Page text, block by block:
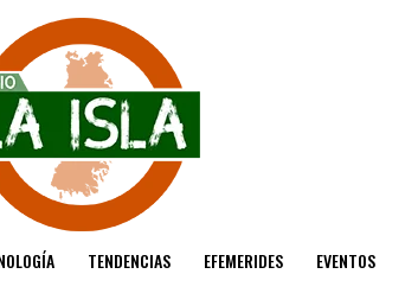
TENDENCIAS EFEMERIDES EVENTOS